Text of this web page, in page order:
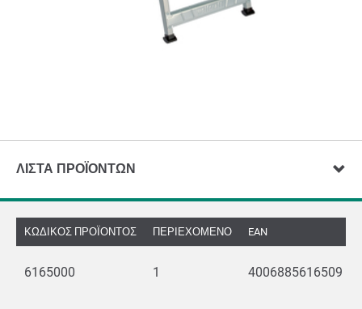
ΛΊΣΤΑ ΠΡΟΪΌΝΤΩΝ
ΚΩΔΙΚΌΣ ΠΡΟΪΌΝΤΟΣ ΠΕΡΙΕΧΌΜΕΝΟ EAN
6165000 1 4006885616509